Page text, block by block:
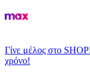
Γίνε μέλος στο
χρόνο!